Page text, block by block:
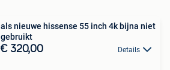
als nieuwe hissense 55 inch 4k bijna niet
gebruikt
€ 320,00 Details